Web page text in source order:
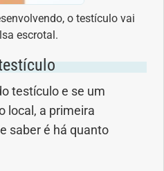
o testículo vai
escrotal.
testículo e se um
local, a primeira
saber é há quanto